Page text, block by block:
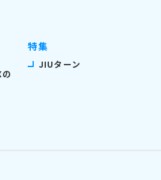
特集
JIUターン